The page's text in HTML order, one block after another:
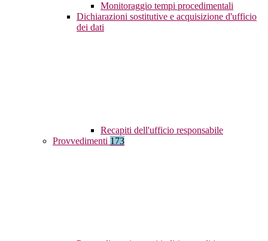
Monitoraggio tempi procedimentali
Dichiarazioni sostitutive e acquisizione d'ufficio
dei dati
Recapiti dell'ufficio responsabile
Provvedimenti 173